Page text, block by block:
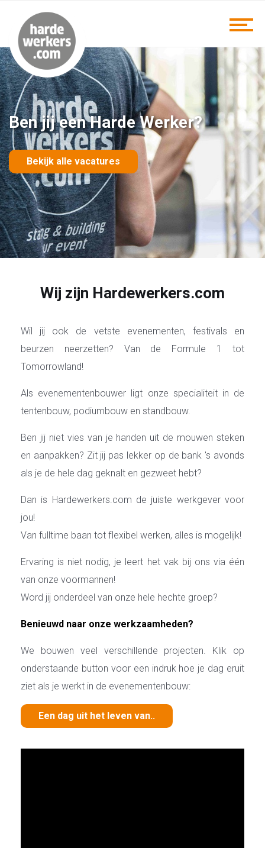
Ben jij een Harde Werker?
Bekijk alle vacatures
Wij zijn Hardewerkers.com
Wil jij ook de vetste evenementen, festivals en
beurzen neerzetten? Van de Formule 1 tot
Tomorrowland!
Als evenementenbouwer ligt onze specialiteit in de
tentenbouw, podiumbouw en standbouw.
Ben jij niet vies van je handen uit de mouwen steken
en aanpakken? Zit jij pas lekker op de bank 's avonds
als je de hele dag geknalt en gezweet hebt?
Dan is Hardewerkers.com de juiste werkgever voor
jou!
Van fulltime baan tot flexibel werken, alles is mogelijk!
Ervaring is niet nodig, je leert het vak bij ons via één
van onze voormannen!
Word jij onderdeel van onze hele hechte groep?
Benieuwd naar onze werkzaamheden?
We bouwen veel verschillende projecten. Klik op
onderstaande button voor een indruk hoe je dag eruit
ziet als je werkt in de evenementenbouw:
Een dag uit het leven van..